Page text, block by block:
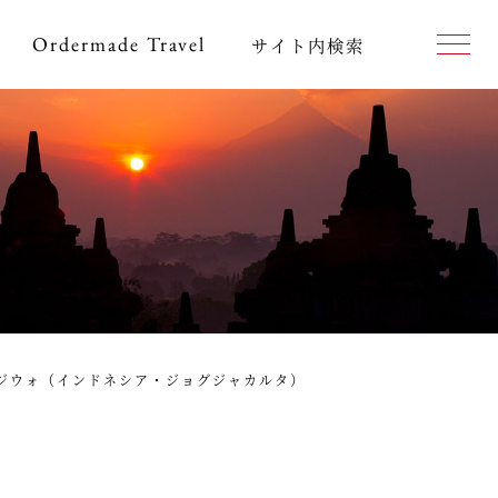
Ordermade Travel サイト内検索
ウォ（インドネシア・ジョグジャカルタ）